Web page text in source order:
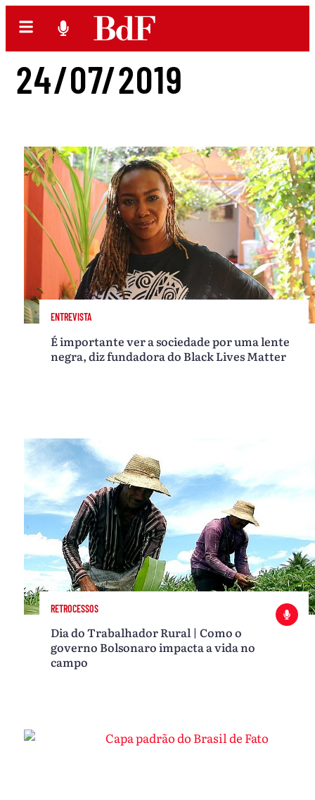
24/07/2019
ENTREVISTA
É importante ver a sociedade por uma lente
negra, diz fundadora do Black Lives Matter
RETROCESSOS
Dia do Trabalhador Rural | Como o
governo Bolsonaro impacta a vida no
campo